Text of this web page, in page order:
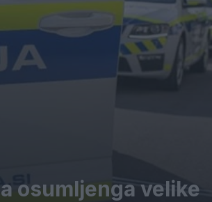
osumljenga velike